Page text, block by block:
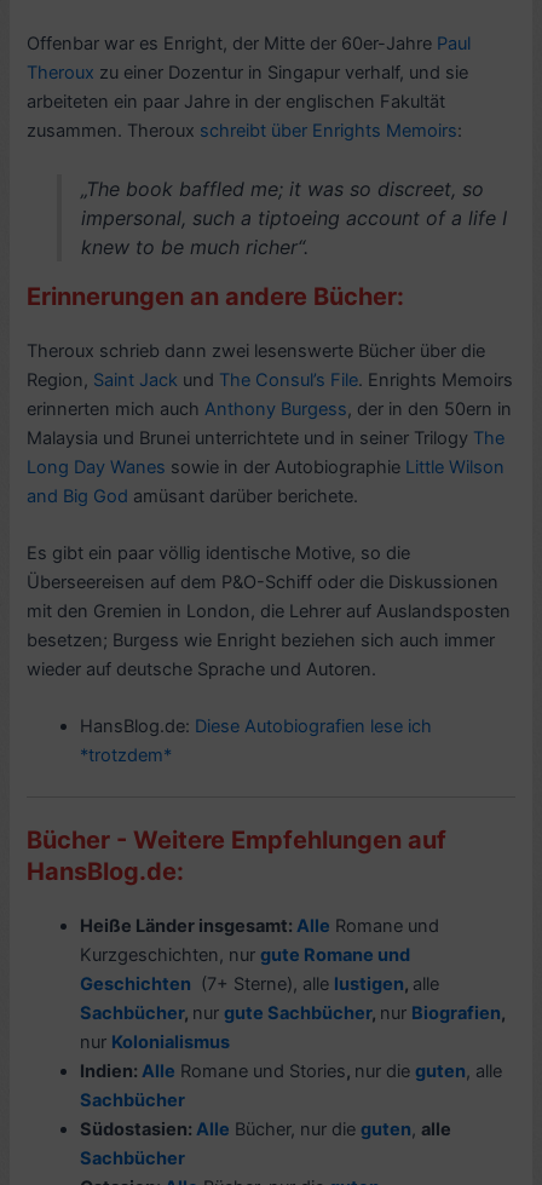
Offenbar war es Enright, der Mitte der 60er-Jahre Paul
Theroux zu einer Dozentur in Singapur verhalf, und sie
arbeiteten ein paar Jahre in der englischen Fakultät
zusammen. Theroux schreibt über Enrights Memoirs:
„The book baffled me; it was so discreet, so
impersonal, such a tiptoeing account of a life I
knew to be much richer“.
Erinnerungen an andere Bücher:
Theroux schrieb dann zwei lesenswerte Bücher über die
Region, Saint Jack und The Consul’s File. Enrights Memoirs
erinnerten mich auchAnthony Burgess, der in den 50ern in
Malaysia und Brunei unterrichtete und in seiner Trilogy The
Long Day Wanes sowie in der Autobiographie Little Wilson
and Big God amüsant darüber berichete.
Es gibt ein paar völlig identische Motive, so die
Überseereisen auf dem P&O-Schiff oder die Diskussionen
mit den Gremien in London, die Lehrer auf Auslandsposten
besetzen; Burgess wie Enright beziehen sich auch immer
wieder auf deutsche Sprache und Autoren.
HansBlog.de: Diese Autobiografien lese ich
*trotzdem*
Bücher - Weitere Empfehlungen auf
HansBlog.de:
Heiße Länder insgesamt: Alle Romane und
Kurzgeschichten, nurgute Romane und
Geschichten (7+ Sterne), alle lustigen, alle
Sachbücher, nurgute Sachbücher, nur Biografien,
nur Kolonialismus
Indien: Alle Romane und Stories, nur dieguten, alle
Sachbücher
Südostasien: Alle Bücher, nur dieguten,alle
Sachbücher